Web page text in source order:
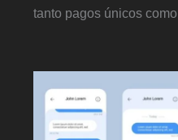
tanto pagos únicos